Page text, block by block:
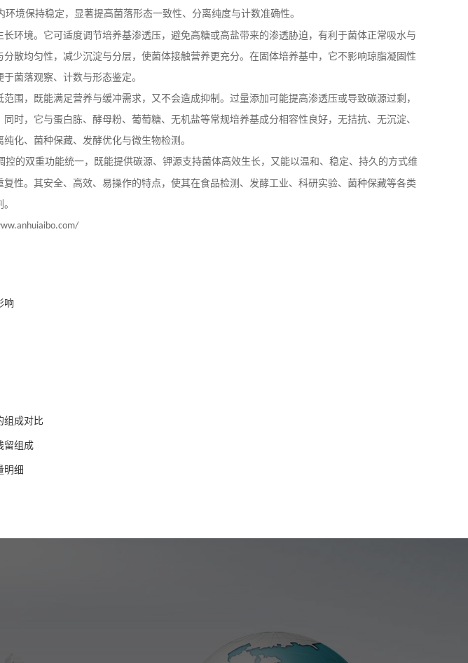
环境保持稳定，显著提高菌落形态一致性、分离纯度与计数准确性。
环境。它可适度调节培养基渗透压，避免高糖或高盐带来的渗透胁迫，有利于菌体正常吸水与
散均匀性，减少沉淀与分层，使菌体接触营养更充分。在固体培养基中，它不影响琼脂凝固性
菌落观察、计数与形态鉴定。
围，既能满足营养与缓冲需求，又不会造成抑制。过量添加可能提高渗透压或导致碳源过剩，
时，它与蛋白胨、酵母粉、葡萄糖、无机盐等常规培养基成分相容性良好，无拮抗、无沉淀、
化、菌种保藏、发酵优化与微生物检测。
控的双重功能统一，既能提供碳源、钾源支持菌体高效生长，又能以温和、稳定、持久的方式维
性。其安全、高效、易操作的特点，使其在食品检测、发酵工业、科研实验、菌种保藏等各类
响
组成对比
留组成
明细